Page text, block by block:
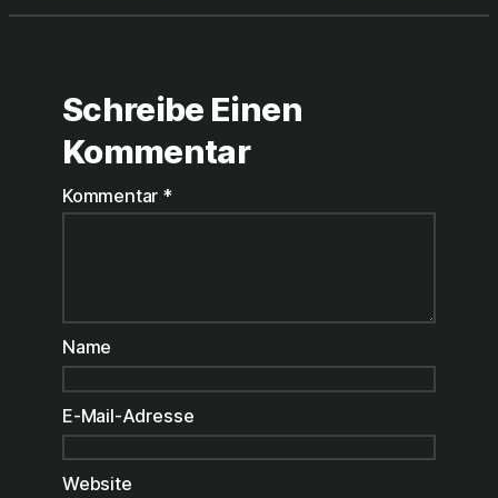
Schreibe Einen
Kommentar
Kommentar *
Name
E-Mail-Adresse
Website